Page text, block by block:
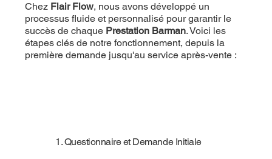
Chez Flair Flow, nous avons développé un
processus fluide et personnalisé pour garantir le
succès de chaque Prestation Barman. Voici les
étapes clés de notre fonctionnement, depuis la
première demande jusqu'au service après-vente :
1. Questionnaire et Demande Initiale